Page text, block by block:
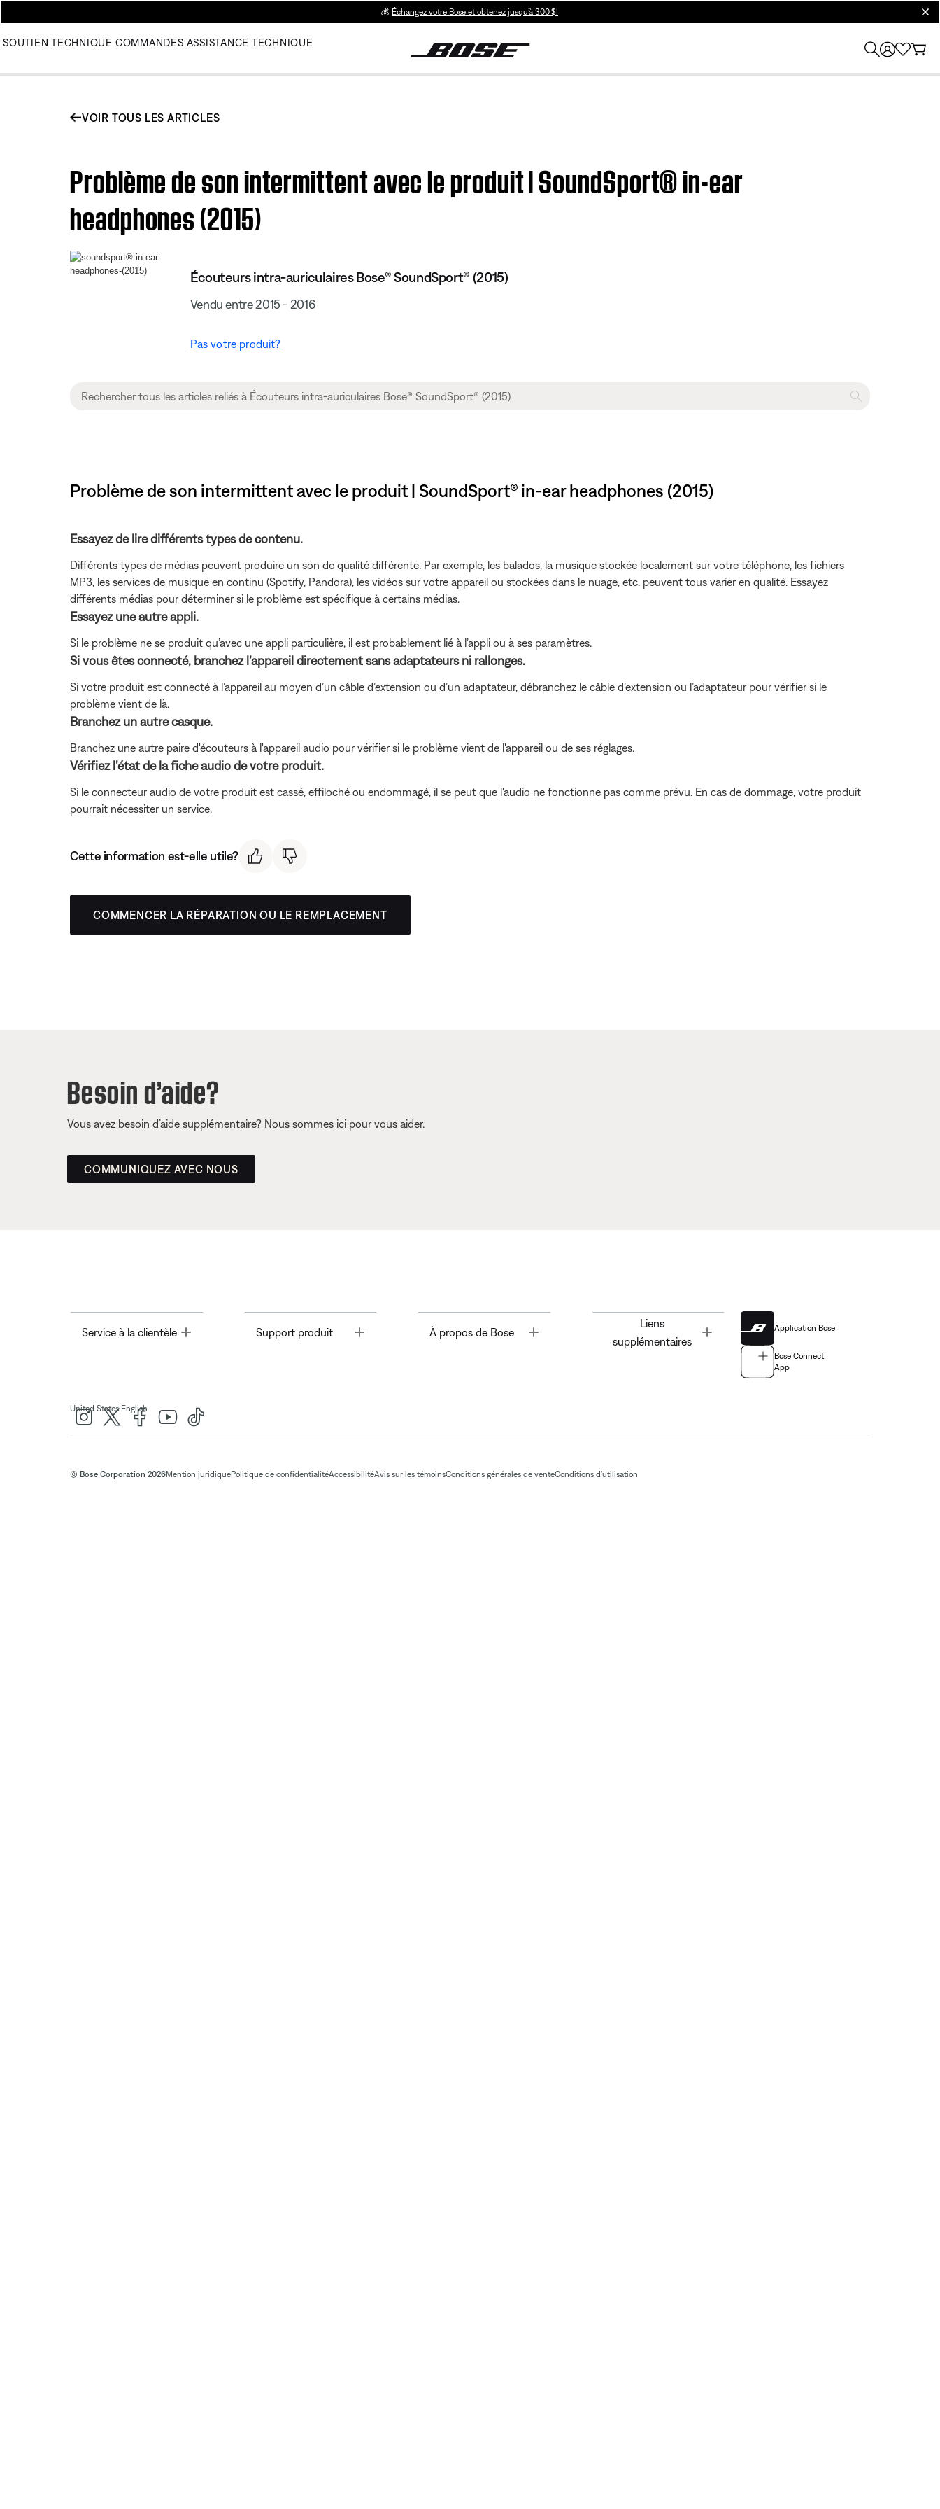
💰 Échangez votre Bose et obtenez jusqu’à 300 $!
SOUTIEN TECHNIQUE COMMANDES ASSISTANCE TECHNIQUE
VOIR TOUS LES ARTICLES
Problème de son intermittent avec le produit | SoundSport® in-ear
headphones (2015)
Écouteurs intra-auriculaires Bose® SoundSport® (2015)
Vendu entre 2015 - 2016
Pas votre produit?
Problème de son intermittent avec le produit | SoundSport® in-ear headphones (2015)
Essayez de lire différents types de contenu.
Différents types de médias peuvent produire un son de qualité différente. Par exemple, les balados, la musique stockée localement sur votre téléphone, les fichiers
MP3, les services de musique en continu (Spotify, Pandora), les vidéos sur votre appareil ou stockées dans le nuage, etc. peuvent tous varier en qualité. Essayez
différents médias pour déterminer si le problème est spécifique à certains médias.
Essayez une autre appli.
Si le problème ne se produit qu’avec une appli particulière, il est probablement lié à l’appli ou à ses paramètres.
Si vous êtes connecté, branchez l’appareil directement sans adaptateurs ni rallonges.
Si votre produit est connecté à l’appareil au moyen d’un câble d’extension ou d’un adaptateur, débranchez le câble d’extension ou l’adaptateur pour vérifier si le
problème vient de là.
Branchez un autre casque.
Branchez une autre paire d'écouteurs à l'appareil audio pour vérifier si le problème vient de l'appareil ou de ses réglages.
Vérifiez l’état de la fiche audio de votre produit.
Si le connecteur audio de votre produit est cassé, effiloché ou endommagé, il se peut que l'audio ne fonctionne pas comme prévu. En cas de dommage, votre produit
pourrait nécessiter un service.
Cette information est-elle utile?
COMMENCER LA RÉPARATION OU LE REMPLACEMENT
Besoin d’aide?
Vous avez besoin d’aide supplémentaire? Nous sommes ici pour vous aider.
COMMUNIQUEZ AVEC NOUS
Service à la clientèle Toggle Support produit À propos de Bose Toggle
Liens
supplémentaires
Application Bose
Bose Connect
App
United States| English
© Bose Corporation 2026Mention juridiquePolitique de confidentialitéAccessibilitéAvis sur les témoinsConditions générales de venteConditions d'utilisation